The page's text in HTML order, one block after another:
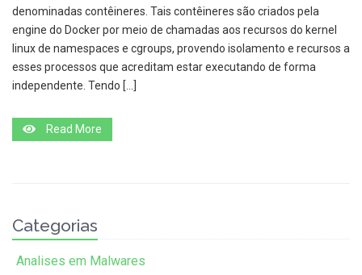
denominadas contêineres. Tais contêineres são criados pela
engine do Docker por meio de chamadas aos recursos do kernel
linux de namespaces e cgroups, provendo isolamento e recursos a
esses processos que acreditam estar executando de forma
independente. Tendo […]
Read More
Categorias
Analises em Malwares